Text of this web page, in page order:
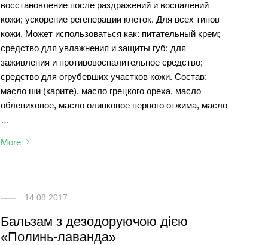
восстановление после раздражений и воспалений
кожи; ускорение регенерации клеток. Для всех типов
кожи. Может использоваться как: питательный крем;
средство для увлажнения и защиты губ; для
заживления и противовоспалительное средство;
средство для огрубевших участков кожи. Состав:
масло ши (карите), масло грецкого ореха, масло
облепиховое, масло оливковое первого отжима, масло
…
More
14.08.2017
Бальзам з дезодоруючою дією
«Полинь-лаванда»